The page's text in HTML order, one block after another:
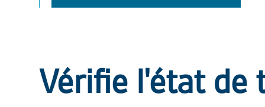
Vérifie l'état de